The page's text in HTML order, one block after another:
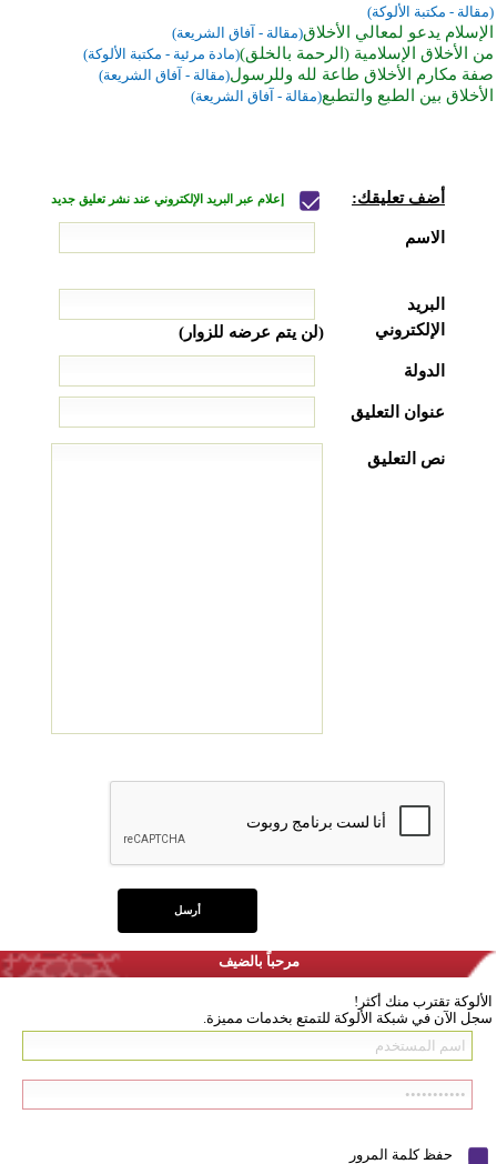
(مقالة - مكتبة الألوكة)
الإسلام يدعو لمعالي الأخلاق(مقالة - آفاق الشريعة)
من الأخلاق الإسلامية (الرحمة بالخلق)(مادة مرئية - مكتبة الألوكة)
صفة مكارم الأخلاق طاعة لله وللرسول(مقالة - آفاق الشريعة)
الأخلاق بين الطبع والتطبع(مقالة - آفاق الشريعة)
أضف تعليقك: إعلام عبر البريد الإلكتروني عند نشر تعليق جديد
الاسم
البريد
الإلكتروني
(لن يتم عرضه للزوار)
الدولة
عنوان التعليق
نص التعليق
مرحباً بالضيف
الألوكة تقترب منك أكثر!
سجل الآن في شبكة الألوكة للتمتع بخدمات مميزة.
حفظ كلمة المرور